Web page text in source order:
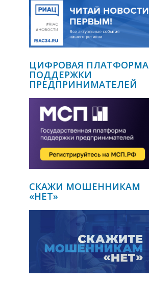
ЦИФРОВАЯ ПЛАТФОРМА
ПОДДЕРЖКИ
ПРЕДПРИНИМАТЕЛЕЙ
СКАЖИ МОШЕННИКАМ
«НЕТ»